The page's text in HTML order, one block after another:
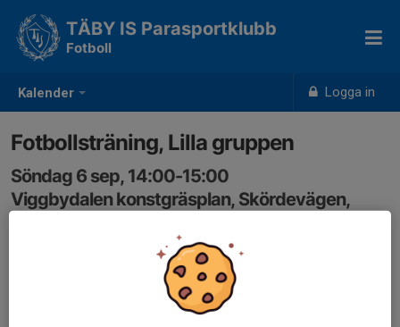
Kalender Logga in
TÄBY IS Parasportklubb
Fotboll
Fotbollsträning, Lilla gruppen
Söndag 6 sep, 14:00-15:00
Viggbydalen konstgräsplan, Skördevägen,